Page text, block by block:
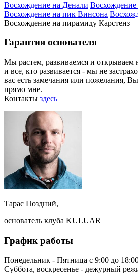
Восхождение на Денали
Восхождение на пик Винсона
Восхождение на пирамиду Карстенз
Гарантия основателя
Мы растем, развиваемся и открываем
и все, кто развивается - мы не
вас есть замечания или пожелания,
прямо мне.
Контакты здесь
Тарас Поздний,
основатель клуба KULUAR
График работы
Понедельник - Пятница с 9:00 до
Суббота, воскресенье - дежурный